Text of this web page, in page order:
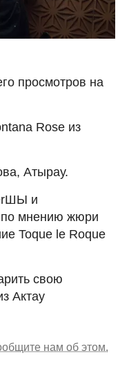
просмотров на
Rose из
Атырау.
и
по мнению жюри
Toque le Roque
свою
Актау
нам об этом.